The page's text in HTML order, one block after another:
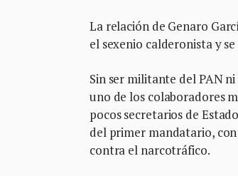
La relación de Genaro
el sexenio calderonista y
Sin ser militante del PAN
uno de los colaboradores
pocos secretarios de
del primer mandatario,
contra el narcotráfico.